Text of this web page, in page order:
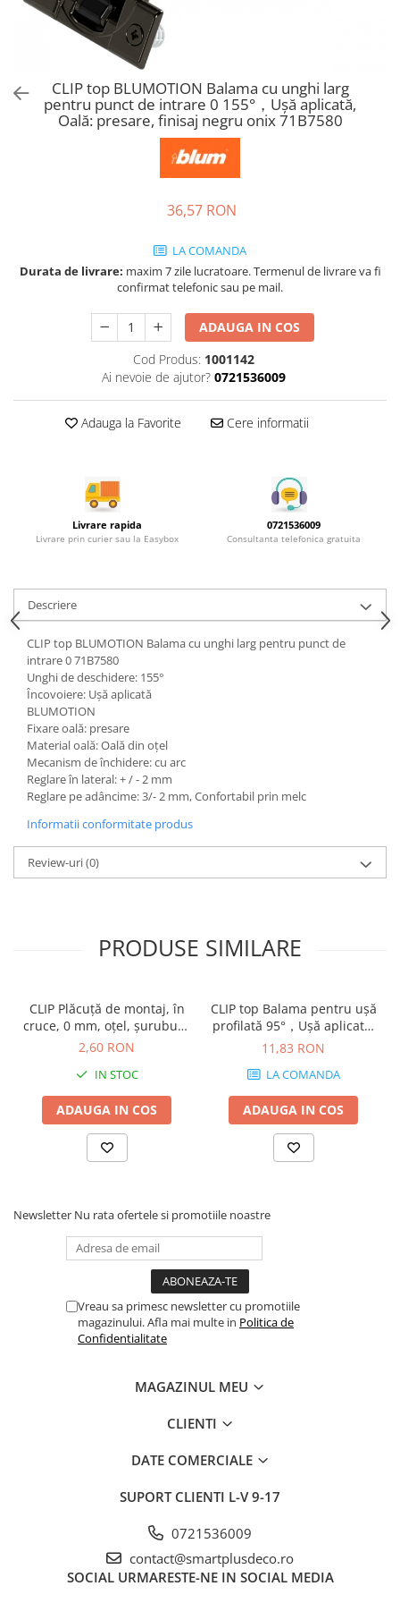
Sisteme si accesorii pentru
Sisteme pentru usi pliante
Accesorii dressing
Bari pentru haine
Console si suporti polita
Accesorii pentru compartimentare
Suruburi, coltare, elemente de
Lamele si cepi de lemn
Picioare si rotile mobilier
Picioare mobilier
Rotile mobilier
Scurgatoare pentru vase
Cosuri Jolly si coloane
Legrabox - Blum
Merivobox - Blum
CLIP top BLUMOTION Balama cu unghi larg
pentru punct de intrare 0 155°，Uşă aplicată,
Oală: presare, finisaj negru onix 71B7580
36,57 RON
LA COMANDA
Durata de livrare: maxim 7 zile lucratoare. Termenul de livrare va fi
confirmat telefonic sau pe mail.
ADAUGA IN COS
Cod Produs: 1001142
Ai nevoie de ajutor? 0721536009
Adauga la Favorite Cere informatii
Livrare rapida
Livrare prin curier sau la Easybox
0721536009
Consultanta telefonica gratuita
Descriere
CLIP top BLUMOTION Balama cu unghi larg pentru punct de
intrare 0 71B7580
Unghi de deschidere: 155°
Încovoiere: Uşă aplicată
BLUMOTION
Fixare oală: presare
Material oală: Oală din oţel
Mecanism de închidere: cu arc
Reglare în lateral: + / - 2 mm
Reglare pe adâncime: 3/- 2 mm, Confortabil prin melc
Informatii conformitate produs
Review-uri(0)
PRODUSE SIMILARE
CLIP Plăcuţă de montaj, în
cruce, 0 mm, oţel, şuruburi,
reglaj pe înălţime:
173H7100
2,60 RON
IN STOC
ADAUGA IN COS
CLIP top Balama pentru uşă
profilată 95°，Uşă aplicată,
fără arc, Oală: şuruburi,
11,83 RON
LA COMANDA
ADAUGA IN COS
Newsletter Nu rata ofertele si promotiile noastre
Vreau sa primesc newsletter cu promotiile
magazinului. Afla mai multe in Politica de
Confidentialitate
MAGAZINUL MEU
CLIENTI
DATE COMERCIALE
SUPORT CLIENTI L-V 9-17
0721536009
contact@smartplusdeco.ro
SOCIAL URMARESTE-NE IN SOCIAL MEDIA